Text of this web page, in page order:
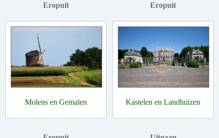
Eropuit
Molens en Gemalen
Eropuit
Kastelen en Landhuizen